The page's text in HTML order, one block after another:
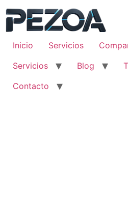
contenido
Inicio
Servicios
Servicios
Blog
Contacto